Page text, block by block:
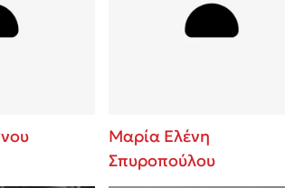
συνταγή για chicken BBQ pizza
σε μετωπική σύγκρουση με τη
τους για εκτόνωση
Μαρία Ελένη
Σπυροπούλου